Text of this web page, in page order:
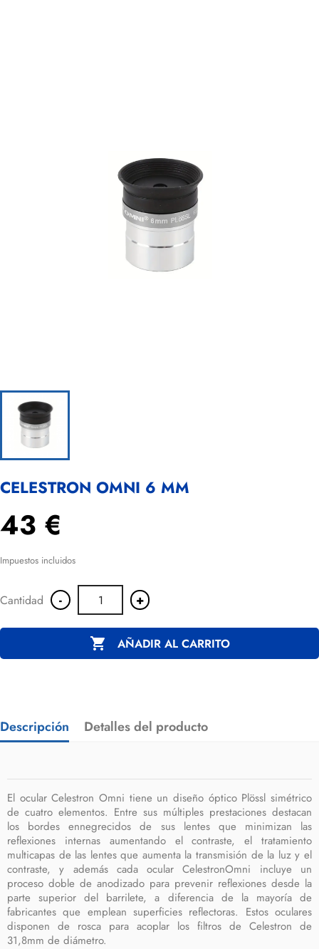
CELESTRON OMNI 6 MM
43 €
Impuestos incluidos
Cantidad - +
 AÑADIR AL CARRITO
Descripción Detalles del producto
El ocular Celestron Omni tiene un diseño óptico Plössl simétrico
de cuatro elementos. Entre sus múltiples prestaciones destacan
los bordes ennegrecidos de sus lentes que minimizan las
reflexiones internas aumentando el contraste, el tratamiento
multicapas de las lentes que aumenta la transmisión de la luz y el
contraste, y además cada ocular CelestronOmni
incluye un
proceso doble de anodizado para prevenir reflexiones desde la
parte superior del barrilete, a diferencia de la mayoría de
fabricantes que emplean superficies reflectoras. Estos oculares
disponen de rosca para acoplar los filtros de Celestron de
31,8mm de diámetro.